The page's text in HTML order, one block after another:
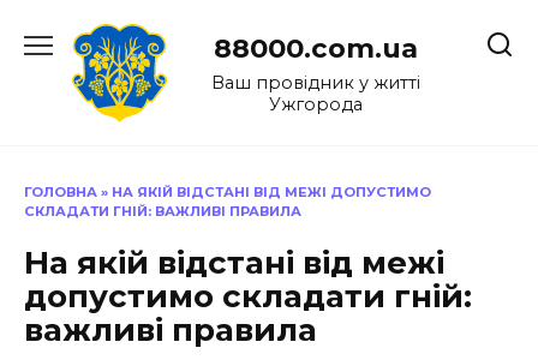
до
88000.com.ua
Ваш провідник у житті
Ужгорода
ГОЛОВНА » НА ЯКІЙ ВІДСТАНІ ВІД МЕЖІ ДОПУСТИМО
СКЛАДАТИ ГНІЙ: ВАЖЛИВІ ПРАВИЛА
На якій відстані від межі
допустимо складати гній:
важливі правила